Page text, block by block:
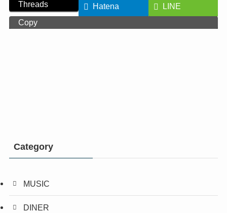
Threads
Hatena
LINE
Copy
Category
MUSIC
DINER